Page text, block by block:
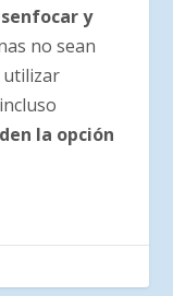
y
no sean
utilizar
la opción